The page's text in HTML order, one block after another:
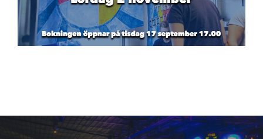
Inläggsnavigering